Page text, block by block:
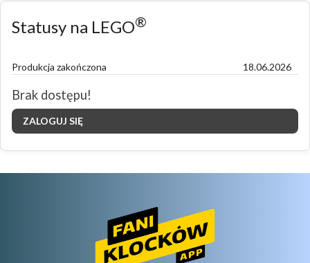
Statusy na LEGO®
Produkcja zakończona 18.06.2026
Brak dostępu!
ZALOGUJ SIĘ